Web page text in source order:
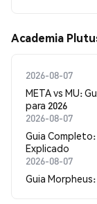
Academia
2026-08-07
META vs MU:
para 2026
2026-08-07
Guia
Explicado
2026-08-07
Guia